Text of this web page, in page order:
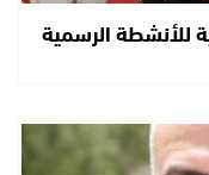
للأنشطة الرسمية